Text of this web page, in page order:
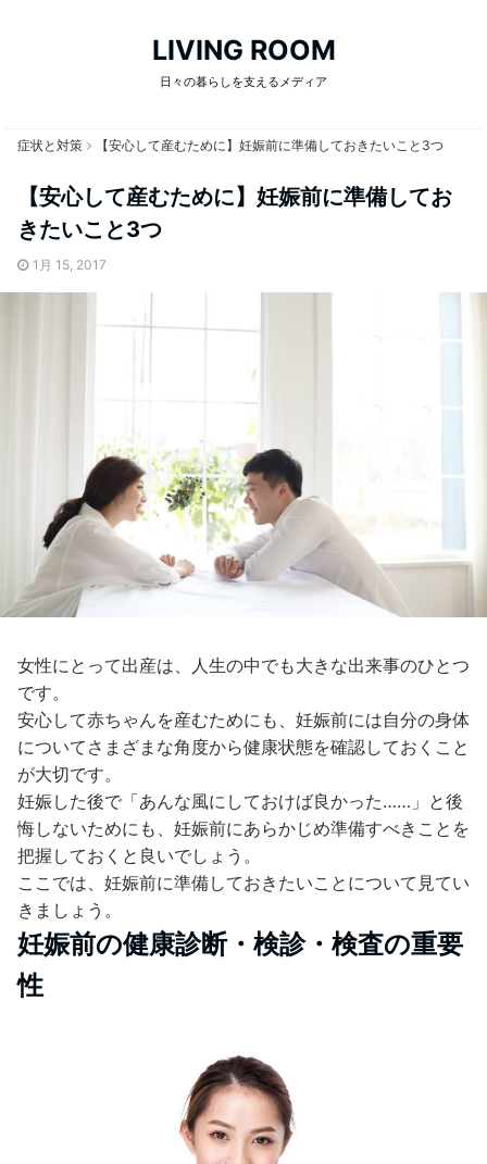
LIVING ROOM
日々の暮らしを支えるメディア
症状と対策 【安心して産むために】妊娠前に準備しておきたいこと3つ
【安心して産むために】妊娠前に準備してお
きたいこと3つ
1月 15, 2017
女性にとって出産は、人生の中でも大きな出来事のひとつ
です。
安心して赤ちゃんを産むためにも、妊娠前には自分の身体
についてさまざまな角度から健康状態を確認しておくこと
が大切です。
妊娠した後で「あんな風にしておけば良かった……」と後
悔しないためにも、妊娠前にあらかじめ準備すべきことを
把握しておくと良いでしょう。
ここでは、妊娠前に準備しておきたいことについて見てい
きましょう。
妊娠前の健康診断・検診・検査の重要
性